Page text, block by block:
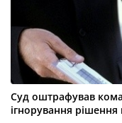
Суд оштрафував
ігнорування рішення